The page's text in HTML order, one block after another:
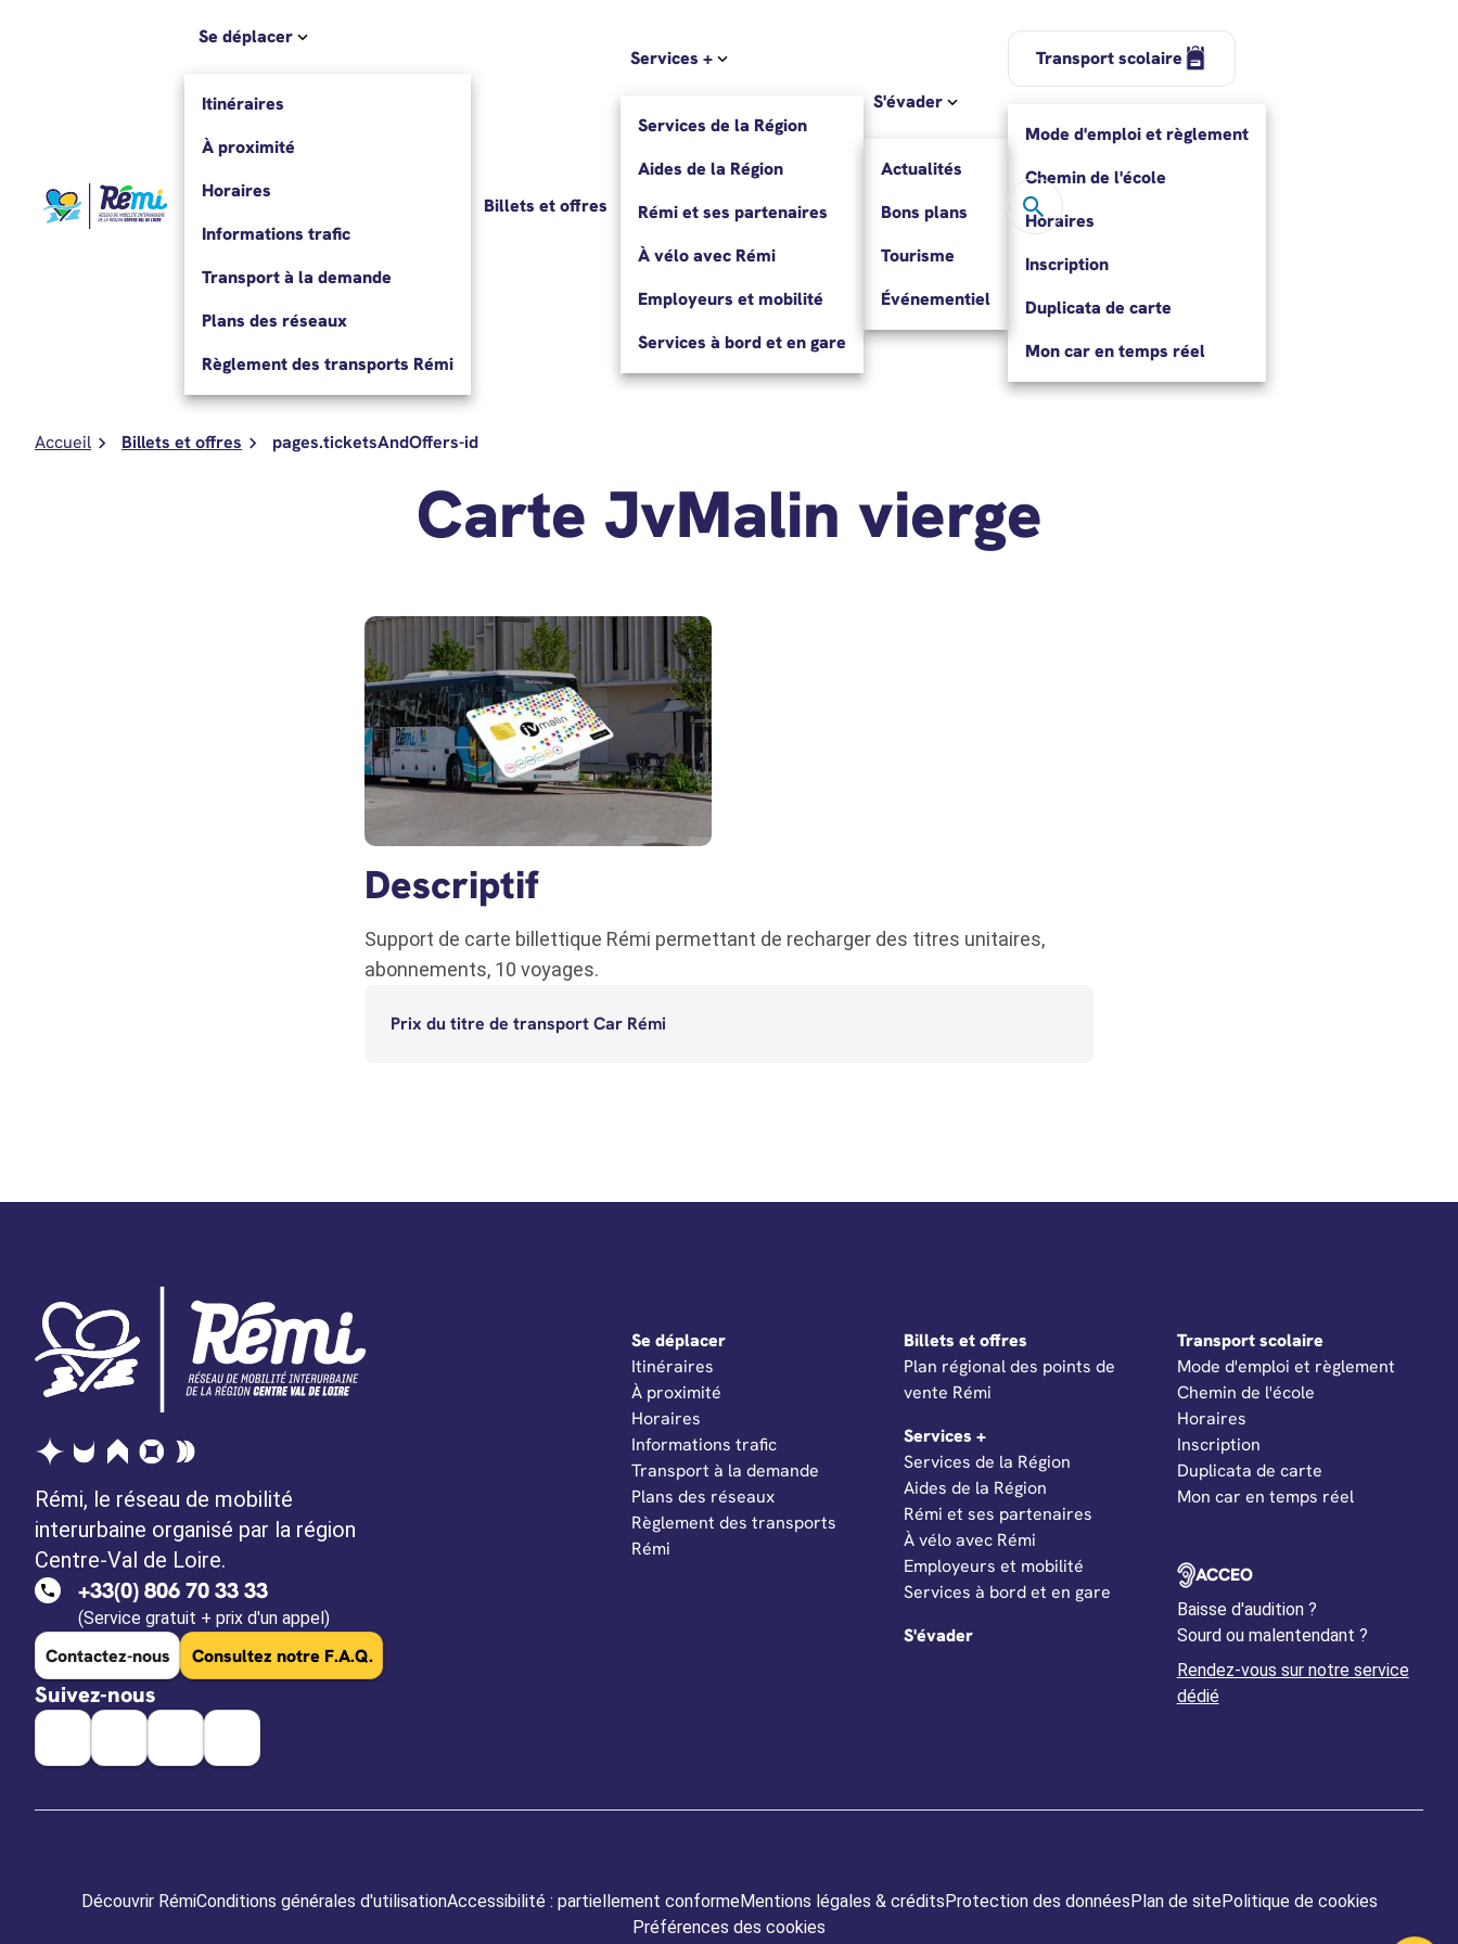
Se déplacer
Itinéraires
À proximité
Horaires
Informations trafic
Transport à la demande
Plans des réseaux
Règlement des transports Rémi
Billets et offres
Services +
Services de la Région
Aides de la Région
Rémi et ses partenaires
À vélo avec Rémi
Employeurs et mobilité
Services à bord et en gare
S'évader
Actualités
Bons plans
Tourisme
Événementiel
Transport scolaire
Mode d'emploi et règlement
Chemin de l'école
Horaires
Inscription
Duplicata de carte
Mon car en temps réel
Accueil Billets et offres pages.ticketsAndOffers-id
Carte JvMalin vierge
Descriptif
Support de carte billettique Rémi permettant de recharger des titres unitaires,
abonnements, 10 voyages.
Prix du titre de transport Car Rémi
Rémi, le réseau de mobilité
interurbaine organisé par la région
Centre-Val de Loire.
+33(0) 806 70 33 33
(Service gratuit + prix d'un appel)
Contactez-nous Consultez notre F.A.Q.
Suivez-nous
Se déplacer
Itinéraires
À proximité
Horaires
Informations trafic
Transport à la demande
Plans des réseaux
Règlement des transports
Rémi
Billets et offres
Ouverture dans un nouvel onglet
Plan régional des points de
vente Rémi
Services +
Services de la Région
Aides de la Région
Rémi et ses partenaires
À vélo avec Rémi
Employeurs et mobilité
Services à bord et en gare
S'évader
Transport scolaire
Mode d'emploi et règlement
Chemin de l'école
Horaires
Inscription
Duplicata de carte
Mon car en temps réel
OUVERTURE DANS UN NOUVEL
ACCEO
Baisse d'audition ?
Sourd ou malentendant ?
Rendez-vous sur notre service
dédiéOuverture dans un nouvel
Découvrir RémiConditions générales d'utilisationAccessibilité : partiellement conformeMentions légales & créditsProtection des donnéesPlan de sitePolitique de cookies
Préférences des cookies